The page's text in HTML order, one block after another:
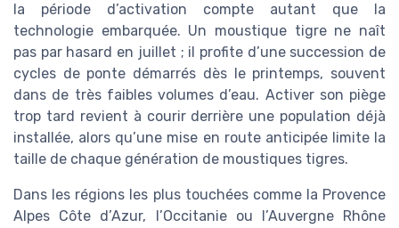
la période d’activation compte autant que la
technologie embarquée. Un moustique tigre ne naît
pas par hasard en juillet ; il profite d’une succession de
cycles de ponte démarrés dès le printemps, souvent
dans de très faibles volumes d’eau. Activer son piège
trop tard revient à courir derrière une population déjà
installée, alors qu’une mise en route anticipée limite la
taille de chaque génération de moustiques tigres.
Dans les régions les plus touchées comme la Provence
Alpes Côte d’Azur, l’Occitanie ou l’Auvergne Rhône